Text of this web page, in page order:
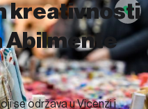
kreativnosti
Abilmente
se održava u Vicenzi i